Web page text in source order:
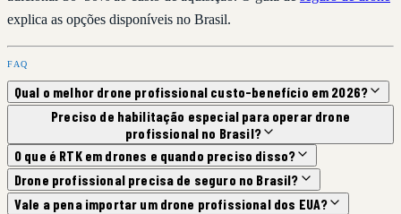
explica as opções disponíveis no Brasil.
FAQ
Qual o melhor drone profissional custo-benefício em 2026?
Preciso de habilitação especial para operar drone
profissional no Brasil?
O que é RTK em drones e quando preciso disso?
Drone profissional precisa de seguro no Brasil?
Vale a pena importar um drone profissional dos EUA?